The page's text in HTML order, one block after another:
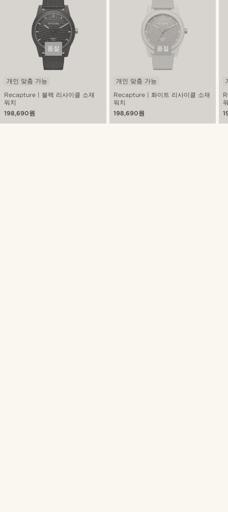
품절
Recapture | 블랙 리사이클 소재
워치
개인 맞춤 가능
198,690원
품절
Recapture | 화이트 리사이클 소재
워치
개인 맞춤 가능
198,690원